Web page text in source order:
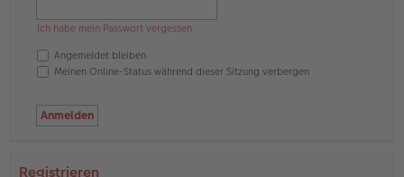
Ich habe mein Passwort vergessen
Angemeldet bleiben
Meinen Online-Status während dieser Sitzung verbergen
Registrieren